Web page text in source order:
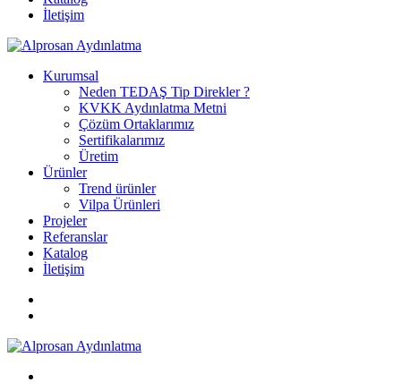
İletişim
Kurumsal
Neden TEDAŞ Tip Direkler ?
KVKK Aydınlatma Metni
Çözüm Ortaklarımız
Sertifikalarımız
Üretim
Ürünler
Trend ürünler
Vilpa Ürünleri
Projeler
Referanslar
Katalog
İletişim